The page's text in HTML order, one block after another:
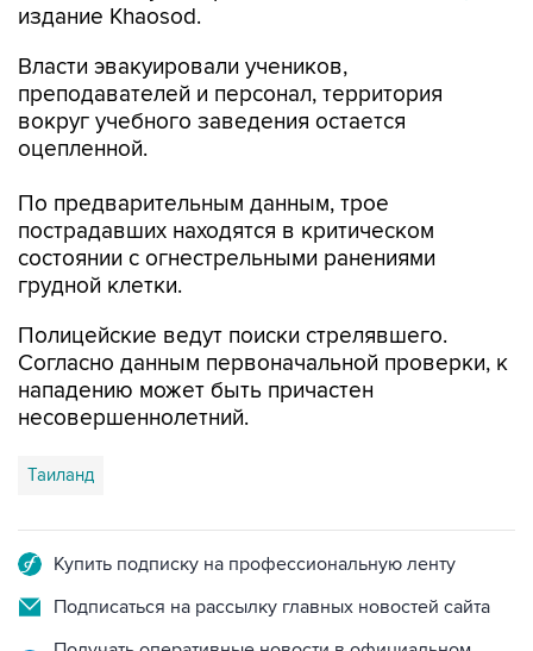
издание Khaosod.
Власти эвакуировали учеников,
преподавателей и персонал, территория
вокруг учебного заведения остается
оцепленной.
По предварительным данным, трое
пострадавших находятся в критическом
состоянии с огнестрельными ранениями
грудной клетки.
Полицейские ведут поиски стрелявшего.
Согласно данным первоначальной проверки, к
нападению может быть причастен
несовершеннолетний.
Таиланд
Купить подписку на профессиональную ленту
Подписаться на рассылку главных новостей сайта